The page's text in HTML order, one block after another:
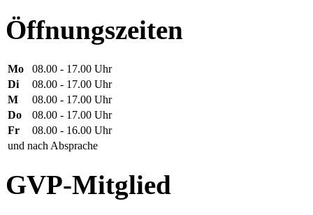
Öffnungszeiten
Mo
08.00 - 17.00 Uhr
Di
08.00 - 17.00 Uhr
M
08.00 - 17.00 Uhr
Do
08.00 - 17.00 Uhr
Fr
08.00 - 16.00 Uhr
und nach Absprache
GVP-Mitglied